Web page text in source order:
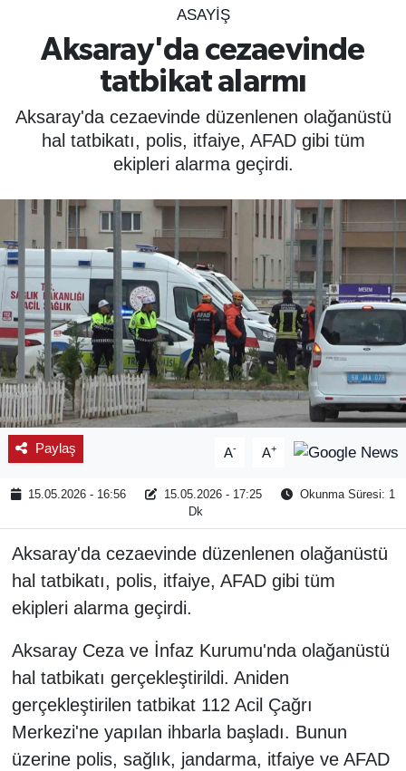
ASAYIŞ
Aksaray'da cezaevinde
tatbikat alarmı
Aksaray'da cezaevinde düzenlenen olağanüstü
hal tatbikatı, polis, itfaiye, AFAD gibi tüm
ekipleri alarma geçirdi.
Paylaş A- A+
15.05.2026 - 16:56 15.05.2026 - 17:25
Okunma Süresi: 1
Dk
Aksaray'da cezaevinde düzenlenen olağanüstü
hal tatbikatı, polis, itfaiye, AFAD gibi tüm
ekipleri alarma geçirdi.
Aksaray Ceza ve İnfaz Kurumu'nda olağanüstü
hal tatbikatı gerçekleştirildi. Aniden
gerçekleştirilen tatbikat 112 Acil Çağrı
Merkezi'ne yapılan ihbarla başladı. Bunun
üzerine polis, sağlık, jandarma, itfaiye ve AFAD
ÇEVRE
YAŞAM
BİLİM - TEKNOLOJİ
KADIN
KÜLTÜR SANAT
MAGAZİN